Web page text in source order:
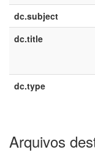
dc.subject
dc.title
dc.type
Arquivos